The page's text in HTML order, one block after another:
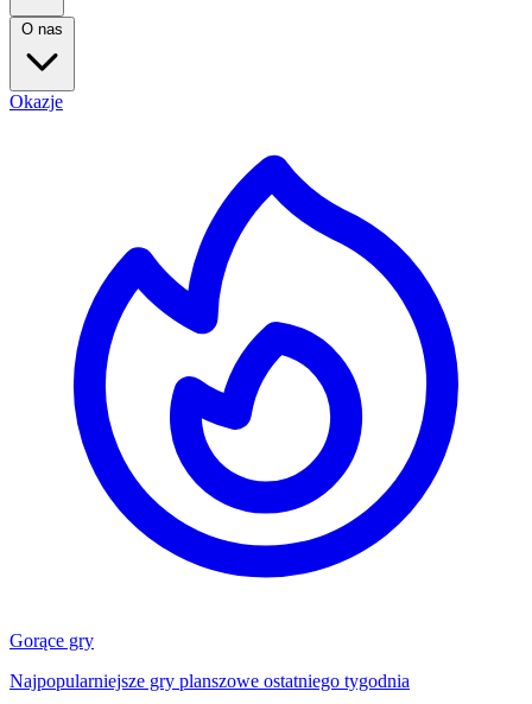
O nas
Okazje
Gorące gry
Najpopularniejsze gry planszowe ostatniego tygodnia